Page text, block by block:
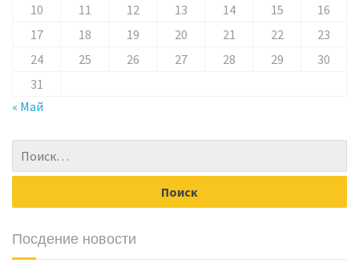
10
11 12 13 14 15
16
17
18 19 20 21 22
23
24
25 26 27 28 29
30
31
« Май
Посдение новости